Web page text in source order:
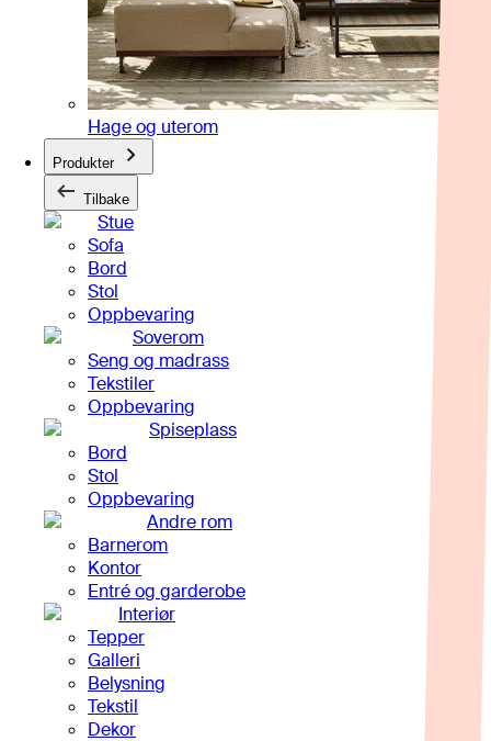
Hage og uterom
Produkter
Tilbake
Stue
Sofa
Bord
Stol
Oppbevaring
Soverom
Seng og madrass
Tekstiler
Oppbevaring
Spiseplass
Bord
Stol
Oppbevaring
Andre rom
Barnerom
Kontor
Entré og garderobe
Interiør
Tepper
Galleri
Belysning
Tekstil
Dekor